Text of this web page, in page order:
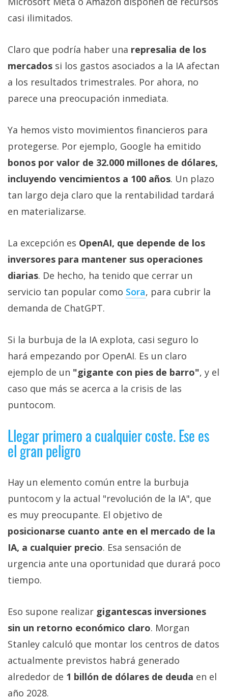
casi ilimitados.
Claro que podría haber una represalia de los
mercados si los gastos asociados a la IA afectan
a los resultados trimestrales. Por ahora, no
parece una preocupación inmediata.
Ya hemos visto movimientos financieros para
protegerse. Por ejemplo, Google ha emitido
bonos por valor de 32.000 millones de dólares,
incluyendo vencimientos a 100 años. Un plazo
tan largo deja claro que la rentabilidad tardará
en materializarse.
La excepción es OpenAI, que depende de los
inversores para mantener sus operaciones
diarias. De hecho, ha tenido que cerrar un
servicio tan popular como Sora‎, para cubrir la
demanda de ChatGPT.
Si la burbuja de la IA explota, casi seguro lo
hará empezando por OpenAI. Es un claro
ejemplo de un "gigante con pies de barro", y el
caso que más se acerca a la crisis de las
puntocom.
Llegar primero a cualquier coste. Ese es
el gran peligro
Hay un elemento común entre la burbuja
puntocom y la actual "revolución de la IA", que
es muy preocupante. El objetivo de
posicionarse cuanto ante en el mercado de la
IA, a cualquier precio. Esa sensación de
urgencia ante una oportunidad que durará poco
tiempo.
Eso supone realizar gigantescas inversiones
sin un retorno económico claro. Morgan
Stanley calculó que montar los centros de datos
actualmente previstos habrá generado
alrededor de 1 billón de dólares de deuda en el
año 2028.